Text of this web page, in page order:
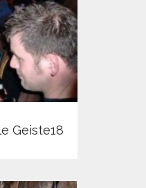
Geiste18